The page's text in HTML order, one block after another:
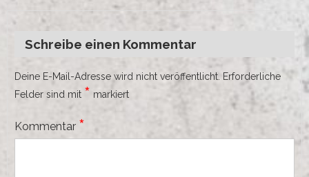
Schreibe einen Kommentar
Deine E-Mail-Adresse wird nicht veröffentlicht. Erforderliche
Felder sind mit * markiert
Kommentar *